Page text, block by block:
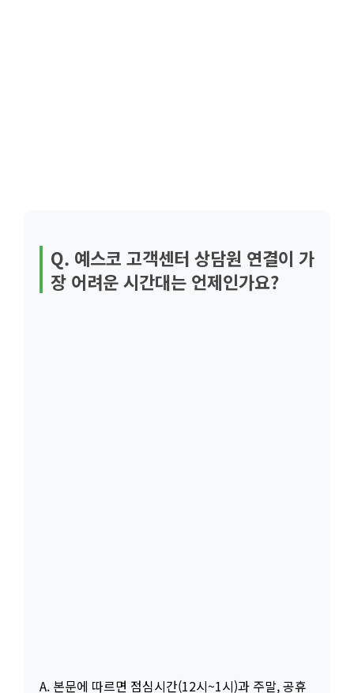
Q. 예스코 고객센터 상담원 연결이 가
장 어려운 시간대는 언제인가요?
A. 본문에 따르면 점심시간(12시~1시)과 주말, 공휴